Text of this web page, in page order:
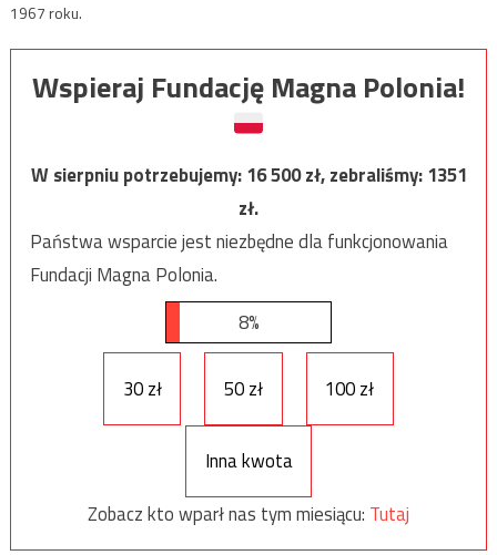
1967 roku.
Wspieraj Fundację Magna Polonia!
W sierpniu potrzebujemy:16 500zł, zebraliśmy:1351
zł.
Państwa wsparcie jest niezbędne dla funkcjonowania
Fundacji Magna Polonia.
8%
30 zł 50 zł 100 zł
Inna kwota
Zobacz kto wparł nas tym miesiącu: Tutaj